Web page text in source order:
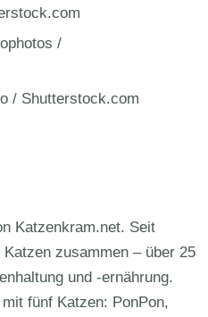
/
/ Shutterstock.com
Katzenkram.net. Seit
zusammen – über 25
und -ernährung.
fünf Katzen: PonPon,